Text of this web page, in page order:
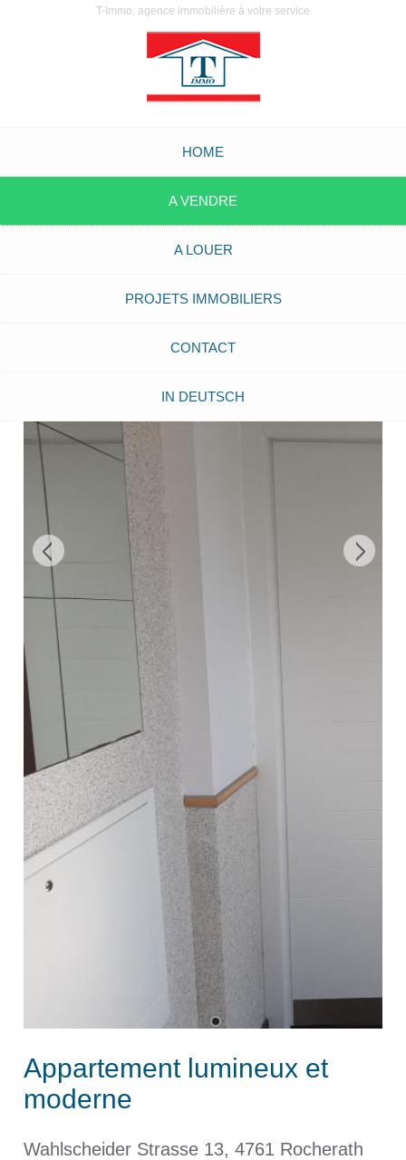
T-Immo, agence immobilière à votre service
HOME
A VENDRE
A LOUER
PROJETS IMMOBILIERS
CONTACT
IN DEUTSCH
Appartement lumineux et
moderne
Wahlscheider Strasse 13, 4761 Rocherath